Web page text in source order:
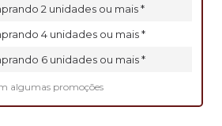
2 unidades ou mais *
4 unidades ou mais *
6 unidades ou mais *
algumas promoções